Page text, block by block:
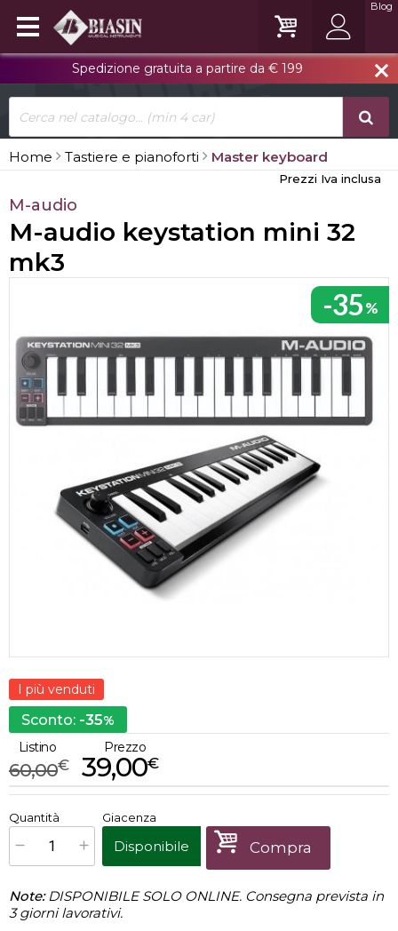
close
Spedizione gratuita a partire da € 199
Blog
Home Tastiere e pianoforti Master keyboard
Prezzi Iva inclusa
M-audio
M-audio keystation mini 32
mk3
-35%
I più venduti
Sconto: -35%
Listino
€
60,00
Prezzo
€
39,00
x1 Prezzo finale:€39,00
Quantità Giacenza
Disponibile Compra
Note:DISPONIBILE SOLO ONLINE. Consegna prevista in
3 giorni lavorativi.